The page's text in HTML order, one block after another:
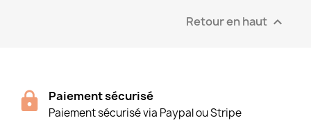
Retour en haut 
Paiement sécurisé
Paiement sécurisé via Paypal ou Stripe